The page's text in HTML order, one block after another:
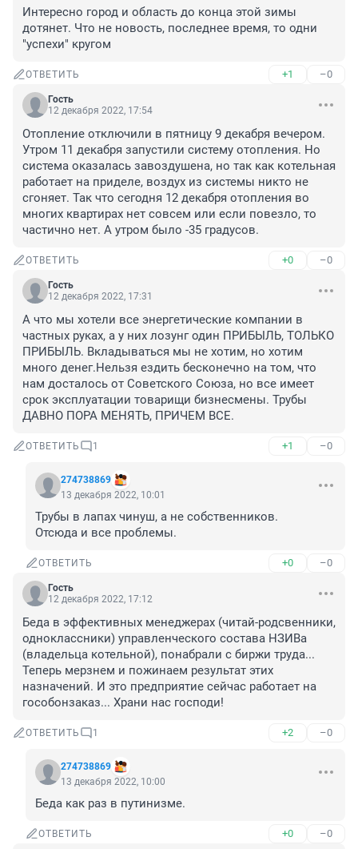
Интересно город и область до конца этой зимы
дотянет. Что не новость, последнее время, то одни
"успехи" кругом
ОТВЕТИТЬ +1 –0
Гость
12 декабря 2022, 17:54
Отопление отключили в пятницу 9 декабря вечером.
Утром 11 декабря запустили систему отопления. Но
система оказалась завоздушена, но так как котельная
работает на приделе, воздух из системы никто не
сгоняет. Так что сегодня 12 декабря отопления во
многих квартирах нет совсем или если повезло, то
частично нет. А утром было -35 градусов.
ОТВЕТИТЬ +0 –0
Гость
12 декабря 2022, 17:31
А что мы хотели все энергетические компании в
частных руках, а у них лозунг один ПРИБЫЛЬ, ТОЛЬКО
ПРИБЫЛЬ. Вкладываться мы не хотим, но хотим
много денег.Нельзя ездить бесконечно на том, что
нам досталось от Советского Союза, но все имеет
срок эксплуатации товарищи бизнесмены. Трубы
ДАВНО ПОРА МЕНЯТЬ, ПРИЧЕМ ВСЕ.
ОТВЕТИТЬ 1 +1 –0
274738869
13 декабря 2022, 10:01
Трубы в лапах чинуш, а не собственников.
Отсюда и все проблемы.
ОТВЕТИТЬ +0 –0
Гость
12 декабря 2022, 17:12
Беда в эффективных менеджерах (читай-родсвенники,
одноклассники) управленческого состава НЗИВа
(владельца котельной), понабрали с биржи труда...
Теперь мерзнем и пожинаем результат этих
назначений. И это предприятие сейчас работает на
гособонзаказ... Храни нас господи!
ОТВЕТИТЬ 1 +2 –0
274738869
13 декабря 2022, 10:00
Беда как раз в путинизме.
ОТВЕТИТЬ +0 –0